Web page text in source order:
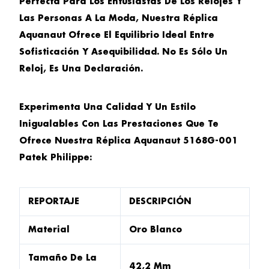
Las Personas A La Moda, Nuestra Réplica
Aquanaut Ofrece El Equilibrio Ideal Entre
Sofisticación Y Asequibilidad. No Es Sólo Un
Reloj, Es Una Declaración.
Experimenta Una Calidad Y Un Estilo
Inigualables Con Las Prestaciones Que Te
Ofrece Nuestra Réplica Aquanaut 5168G-001
Patek Philippe:
REPORTAJE DESCRIPCIÓN
Material Oro Blanco
Tamaño De La
42,2 Mm